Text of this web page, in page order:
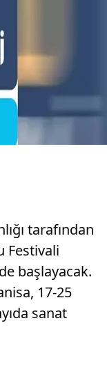
tarafından
Festivali
başlayacak.
17-25
sanat